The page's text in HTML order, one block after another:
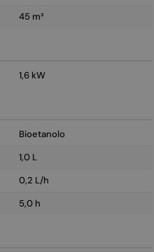
45 m³
1,6 kW
Bioetanolo
1,0 L
0,2 L/h
5,0 h